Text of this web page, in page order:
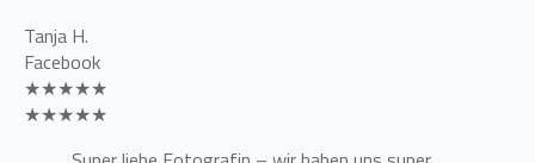
Tanja H.
Facebook
★★★★★
★★★★★